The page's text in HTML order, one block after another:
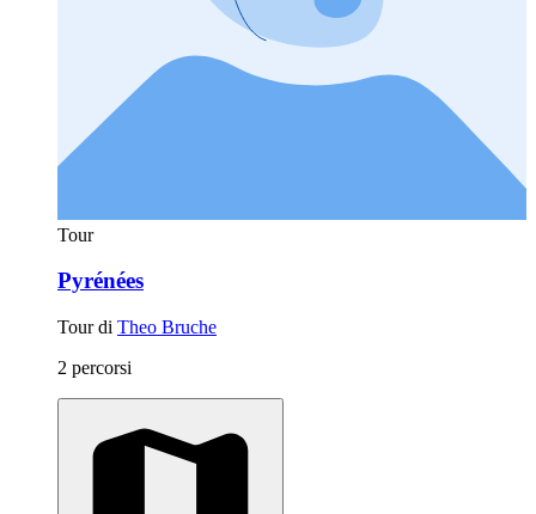
Tour
Pyrénées
Tour di Theo Bruche
2 percorsi